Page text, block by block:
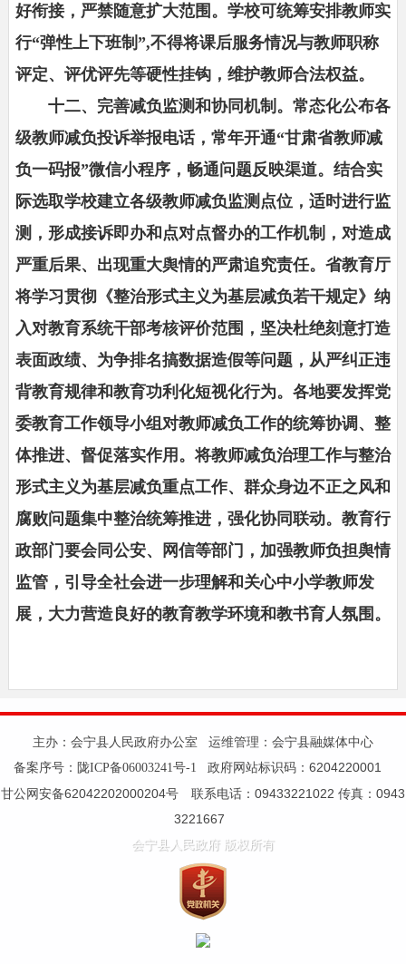
好衔接，严禁随意扩大范围。学校可统筹安排教师实
行“弹性上下班制”,不得将课后服务情况与教师职称
评定、评优评先等硬性挂钩，维护教师合法权益。
十二、完善减负监测和协同机制。常态化公布各
级教师减负投诉举报电话，常年开通“甘肃省教师减
负一码报”微信小程序，畅通问题反映渠道。结合实
际选取学校建立各级教师减负监测点位，适时进行监
测，形成接诉即办和点对点督办的工作机制，对造成
严重后果、出现重大舆情的严肃追究责任。省教育厅
将学习贯彻《整治形式主义为基层减负若干规定》纳
入对教育系统干部考核评价范围，坚决杜绝刻意打造
表面政绩、为争排名搞数据造假等问题，从严纠正违
背教育规律和教育功利化短视化行为。各地要发挥党
委教育工作领导小组对教师减负工作的统筹协调、整
体推进、督促落实作用。将教师减负治理工作与整治
形式主义为基层减负重点工作、群众身边不正之风和
腐败问题集中整治统筹推进，强化协同联动。教育行
政部门要会同公安、网信等部门，加强教师负担舆情
监管，引导全社会进一步理解和关心中小学教师发
展，大力营造良好的教育教学环境和教书育人氛围。
主办：会宁县人民政府办公室 运维管理：会宁县融媒体中心
备案序号： 陇ICP备06003241号-1
政府网站标识码：6204220001
甘公网安备62042202000204号 联系电话：09433221022 传真：0943
3221667
会宁县人民政府 版权所有